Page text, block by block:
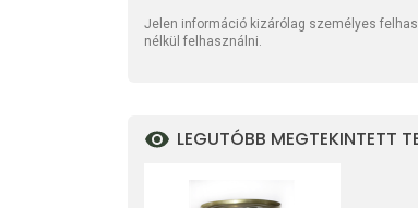
Jelen információ kizárólag személyes
nélkül felhasználni.
LEGUTÓBB MEGTEKINTETT